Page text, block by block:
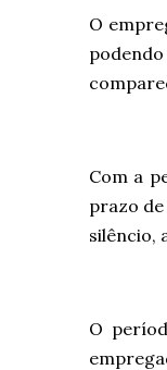
O
Com a
prazo
silêncio,
O